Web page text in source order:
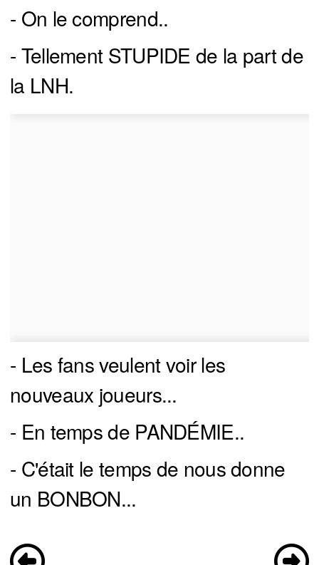
- On le comprend..
- Tellement STUPIDE de la part de
la LNH.
- Les fans veulent voir les
nouveaux joueurs...
- En temps de PANDÉMIE..
- C'était le temps de nous donne
un BONBON...